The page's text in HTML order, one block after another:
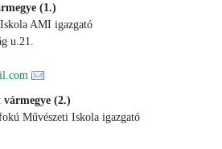
(1.)
AMI igazgató
u.21.
vármegye (2.)
Művészeti Iskola igazgató